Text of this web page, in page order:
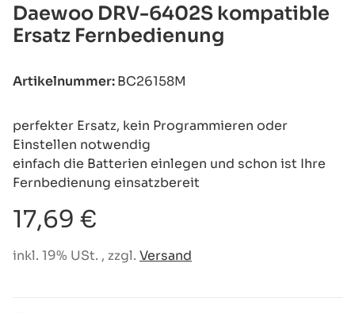
Daewoo DRV-6402S kompatible
Ersatz Fernbedienung
Artikelnummer:BC26158M
perfekter Ersatz, kein Programmieren oder
Einstellen notwendig
einfach die Batterien einlegen und schon ist Ihre
Fernbedienung einsatzbereit
17,69 €
inkl. 19% USt. , zzgl. Versand